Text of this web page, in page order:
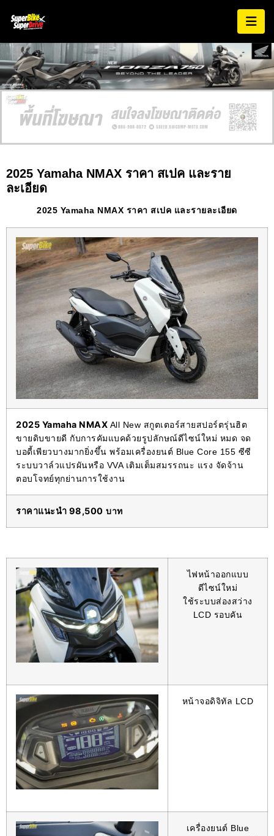
2025 Yamaha NMAX ราคา สเปค และราย
ละเอียด
2025 Yamaha NMAX ราคา สเปค และรายละเอียด
2025 Yamaha NMAX All New สกูตเตอร์สายสปอร์ตรุ่นฮิต
ขายดิบขายดี กับการคัมแบคด้วยรูปลักษณ์ดีไซน์ใหม่ หมด จด
บอดี้เพียวบางมากยิ่งขึ้น พร้อมเครื่องยนต์ Blue Core 155 ซีซี
ระบบวาล์วแปรผันหรือ VVA เติมเต็มสมรรถนะ แรง จัดจ้าน
ตอบโจทย์ทุกย่านการใช้งาน
ราคาแนะนำ 98,500 บาท
ไฟหน้าออกแบบ
ดีไซน์ใหม่
ใช้ระบบส่องสว่าง
LCD รอบคัน
หน้าจอดิจิทัล LCD
เครื่องยนต์ Blue